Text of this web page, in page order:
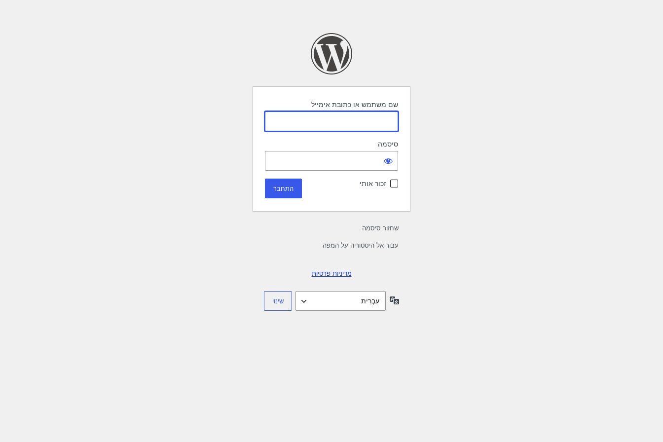
שם משתמש או כתובת אימייל
סיסמה
זכור אותי
שחזור סיסמה
עבור אל היסטוריה על המפה
מדיניות פרטיות
שפה